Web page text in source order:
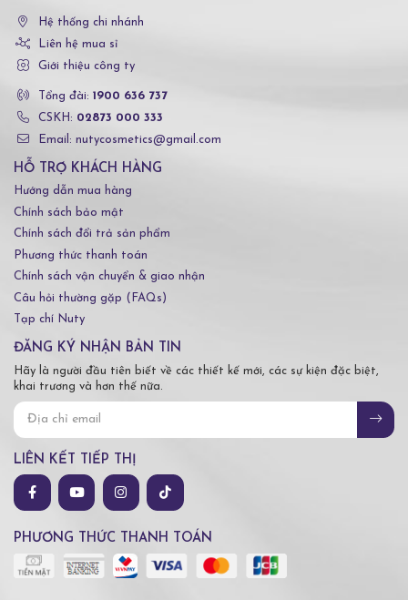
Hệ thống chi nhánh
Liên hệ mua sỉ
Giới thiệu công ty
Tổng đài: 1900 636 737
CSKH: 02873 000 333
Email: nutycosmetics@gmail.com
HỖ TRỢ KHÁCH HÀNG
Hướng dẫn mua hàng
Chính sách bảo mật
Chính sách đổi trả sản phẩm
Phương thức thanh toán
Chính sách vận chuyển & giao nhận
Câu hỏi thường gặp (FAQs)
Tạp chí Nuty
ĐĂNG KÝ NHẬN BẢN TIN
Hãy là người đầu tiên biết về các thiết kế mới, các sự kiện đặc biệt,
khai trương và hơn thế nữa.
LIÊN KẾT TIẾP THỊ
PHƯƠNG THỨC THANH TOÁN